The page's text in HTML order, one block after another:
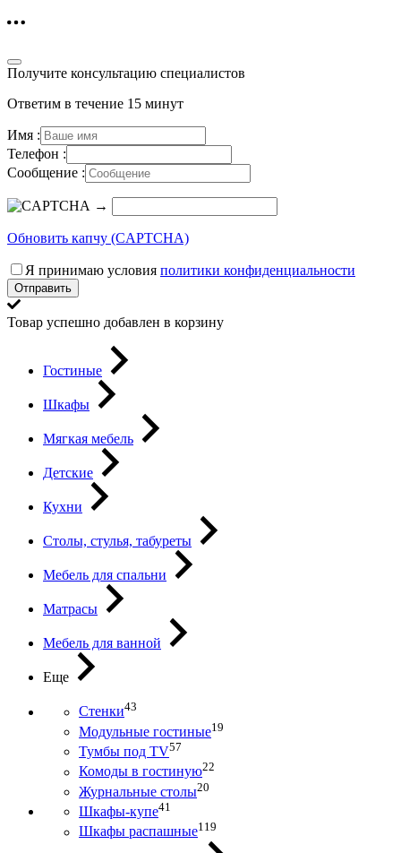
Получите консультацию специалистов
Ответим в течение 15 минут
Имя :
Телефон :
Сообщение :
→
Обновить капчу (CAPTCHA)
Я принимаю условия политики конфиденциальности
Отправить
Товар успешно добавлен в корзину
Гостиные
Шкафы
Мягкая мебель
Детские
Кухни
Столы, стулья, табуреты
Мебель для спальни
Матрасы
Мебель для ванной
Еще
Стенки43
Модульные гостиные19
Тумбы под ТV57
Комоды в гостиную22
Журнальные столы20
Шкафы-купе41
Шкафы распашные119